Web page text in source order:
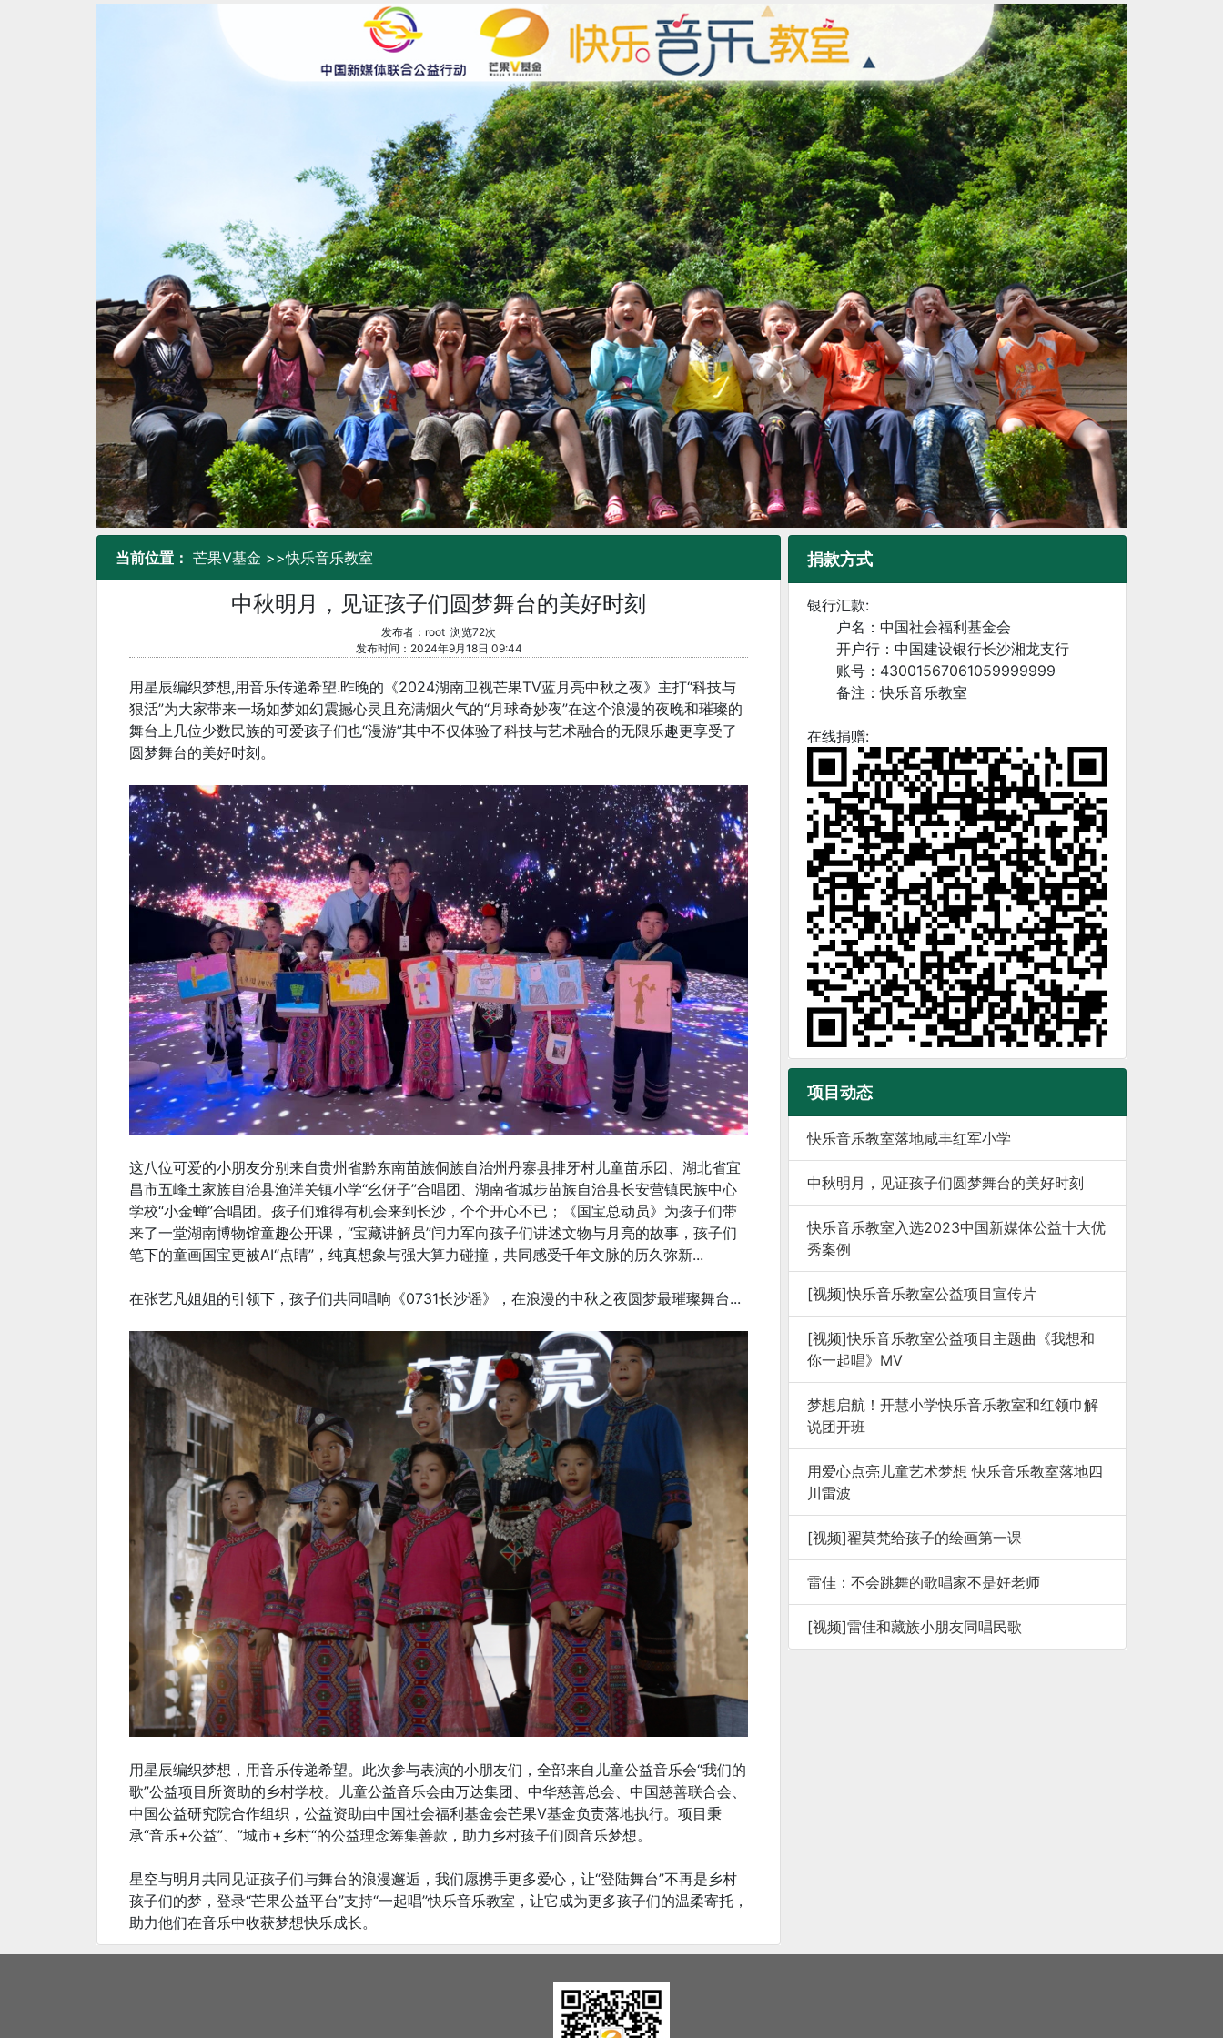
当前位置： 芒果V基金 >>快乐音乐教室
中秋明月，见证孩子们圆梦舞台的美好时刻
发布者：root 浏览72次
发布时间：2024年9月18日 09:44
用星辰编织梦想,用音乐传递希望.昨晚的《2024湖南卫视芒果TV蓝月亮中秋之夜》主打“科技与
狠活”为大家带来一场如梦如幻震撼心灵且充满烟火气的“月球奇妙夜”在这个浪漫的夜晚和璀璨的
舞台上几位少数民族的可爱孩子们也“漫游”其中不仅体验了科技与艺术融合的无限乐趣更享受了
圆梦舞台的美好时刻。
这八位可爱的小朋友分别来自贵州省黔东南苗族侗族自治州丹寨县排牙村儿童苗乐团、湖北省宜
昌市五峰土家族自治县渔洋关镇小学“幺伢子”合唱团、湖南省城步苗族自治县长安营镇民族中心
学校“小金蝉”合唱团。孩子们难得有机会来到长沙，个个开心不已；《国宝总动员》为孩子们带
来了一堂湖南博物馆童趣公开课，“宝藏讲解员”闫力军向孩子们讲述文物与月亮的故事，孩子们
笔下的童画国宝更被AI“点睛”，纯真想象与强大算力碰撞，共同感受千年文脉的历久弥新...
在张艺凡姐姐的引领下，孩子们共同唱响《0731长沙谣》，在浪漫的中秋之夜圆梦最璀璨舞台...
用星辰编织梦想，用音乐传递希望。此次参与表演的小朋友们，全部来自儿童公益音乐会“我们的
歌”公益项目所资助的乡村学校。儿童公益音乐会由万达集团、中华慈善总会、中国慈善联合会、
中国公益研究院合作组织，公益资助由中国社会福利基金会芒果V基金负责落地执行。项目秉
承“音乐+公益”、”城市+乡村“的公益理念筹集善款，助力乡村孩子们圆音乐梦想。
星空与明月共同见证孩子们与舞台的浪漫邂逅，我们愿携手更多爱心，让“登陆舞台”不再是乡村
孩子们的梦，登录“芒果公益平台”支持“一起唱”快乐音乐教室，让它成为更多孩子们的温柔寄托，
助力他们在音乐中收获梦想快乐成长。
捐款方式
银行汇款:
户名：中国社会福利基金会
开户行：中国建设银行长沙湘龙支行
账号：43001567061059999999
备注：快乐音乐教室
在线捐赠:
项目动态
快乐音乐教室落地咸丰红军小学
中秋明月，见证孩子们圆梦舞台的美好时刻
快乐音乐教室入选2023中国新媒体公益十大优
秀案例
[视频]快乐音乐教室公益项目宣传片
[视频]快乐音乐教室公益项目主题曲《我想和
你一起唱》MV
梦想启航！开慧小学快乐音乐教室和红领巾解
说团开班
用爱心点亮儿童艺术梦想 快乐音乐教室落地四
川雷波
[视频]翟莫梵给孩子的绘画第一课
雷佳：不会跳舞的歌唱家不是好老师
[视频]雷佳和藏族小朋友同唱民歌